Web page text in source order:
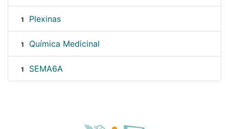
1 Plexinas
1 Química Medicinal
1 SEMA6A